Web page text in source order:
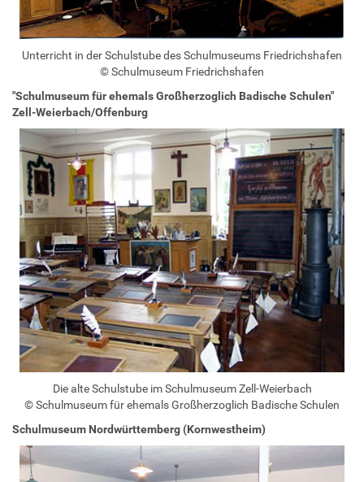
Unterricht in der Schulstube des Schulmuseums Friedrichshafen
© Schulmuseum Friedrichshafen
"Schulmuseum für ehemals Großherzoglich Badische Schulen"
Zell-Weierbach/Offenburg
Die alte Schulstube im Schulmuseum Zell-Weierbach
© Schulmuseum für ehemals Großherzoglich Badische Schulen
Schulmuseum Nordwürttemberg (Kornwestheim)